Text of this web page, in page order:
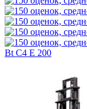
Bt C4 E 200